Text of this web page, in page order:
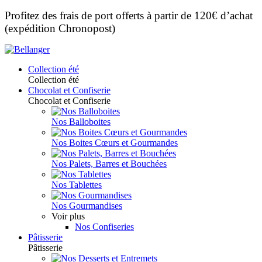
Profitez des frais de port offerts à partir de 120€ d’achat
(expédition Chronopost)
Collection été
Collection été
Chocolat et Confiserie
Chocolat et Confiserie
Nos Balloboites
Nos Boites Cœurs et Gourmandes
Nos Palets, Barres et Bouchées
Nos Tablettes
Nos Gourmandises
Voir plus
Nos Confiseries
Pâtisserie
Pâtisserie